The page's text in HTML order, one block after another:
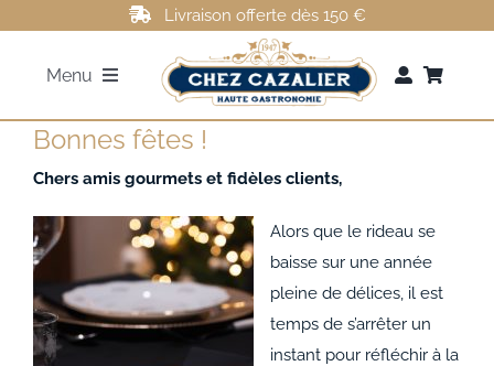
contenu
Livraison offerte dès 150 €
Menu
FOIE GRAS
MAGRETS DE CANARD
CONFITS DE CANARD
Bonnes fêtes !
Chers amis gourmets et fidèles clients,
Alors que le rideau se
baisse sur une année
pleine de délices, il est
temps de s’arrêter un
instant pour réfléchir à la